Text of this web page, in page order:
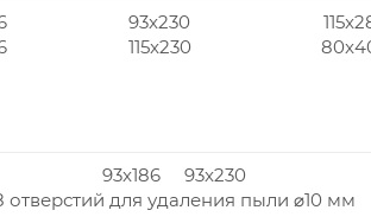
93x230
115x230
93x186 93x230
отверстий для удаления пыли ⌀10 мм